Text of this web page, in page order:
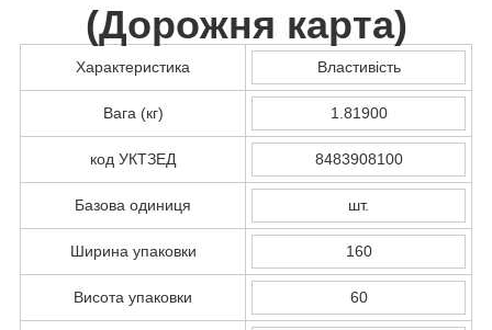
(Дорожня карта)
Характеристика Властивість
Вага (кг) 1.81900
код УКТЗЕД 8483908100
Базова одиниця шт.
Ширина упаковки 160
Висота упаковки 60